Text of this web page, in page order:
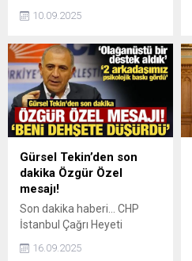
Alatau Dağları’nda
keşfedildiği iddia edilen
oluşumu, sosyal medyada
‘antik uzaylılar’ ve ‘Yecüc-
Mecüc’ tartışmalarını
alevlendirdi. Uzmanlar ise
bunun doğanın oyunu
olabileceğini söylüyor
10.09.2025
Gürsel Tekin’den son
dakika Özgür Özel
mesajı!
Son dakika haberi... CHP
İstanbul Çağrı Heyeti
Çelik ve onlara yakın
16.09.2025